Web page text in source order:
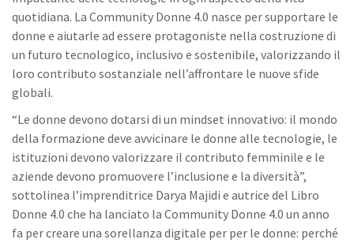
quotidiana. La Community Donne 4.0 nasce per supportare le
donne e aiutarle ad essere protagoniste nella costruzione di
un futuro tecnologico, inclusivo e sostenibile, valorizzando il
loro contributo sostanziale nell’affrontare le nuove sfide
globali.
“Le donne devono dotarsi di un mindset innovativo: il mondo
della formazione deve avvicinare le donne alle tecnologie, le
istituzioni devono valorizzare il contributo femminile e le
aziende devono promuovere l’inclusione e la diversità”,
sottolinea l’imprenditrice Darya Majidi e autrice del Libro
Donne 4.0 che ha lanciato la Community Donne 4.0 un anno
fa per creare una sorellanza digitale per per le donne: perché